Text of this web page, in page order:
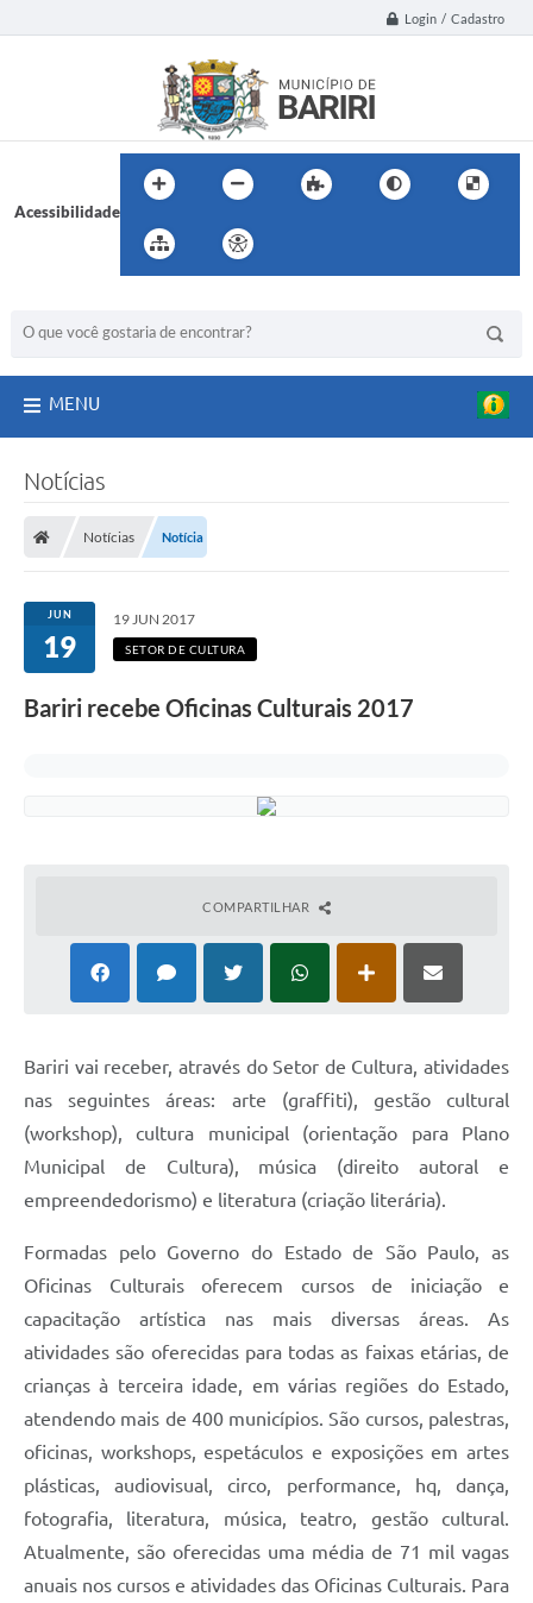
Login / Cadastro
Acessibilidade
MENU
Notícias
Notícias Notícia
JUN
19
19 JUN 2017
SETOR DE CULTURA
Bariri recebe Oficinas Culturais 2017
COMPARTILHAR
Bariri vai receber, através do Setor de Cultura, atividades
nas seguintes áreas: arte (graffiti), gestão cultural
(workshop), cultura municipal (orientação para Plano
Municipal de Cultura), música (direito autoral e
empreendedorismo) e literatura (criação literária).
Formadas pelo Governo do Estado de São Paulo, as
Oficinas Culturais oferecem cursos de iniciação e
capacitação artística nas mais diversas áreas. As
atividades são oferecidas para todas as faixas etárias, de
crianças à terceira idade, em várias regiões do Estado,
atendendo mais de 400 municípios. São cursos, palestras,
oficinas, workshops, espetáculos e exposições em artes
plásticas, audiovisual, circo, performance, hq, dança,
fotografia, literatura, música, teatro, gestão cultural.
Atualmente, são oferecidas uma média de 71 mil vagas
anuais nos cursos e atividades das Oficinas Culturais. Para